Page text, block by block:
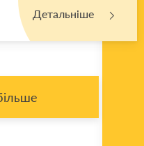
Детальніше